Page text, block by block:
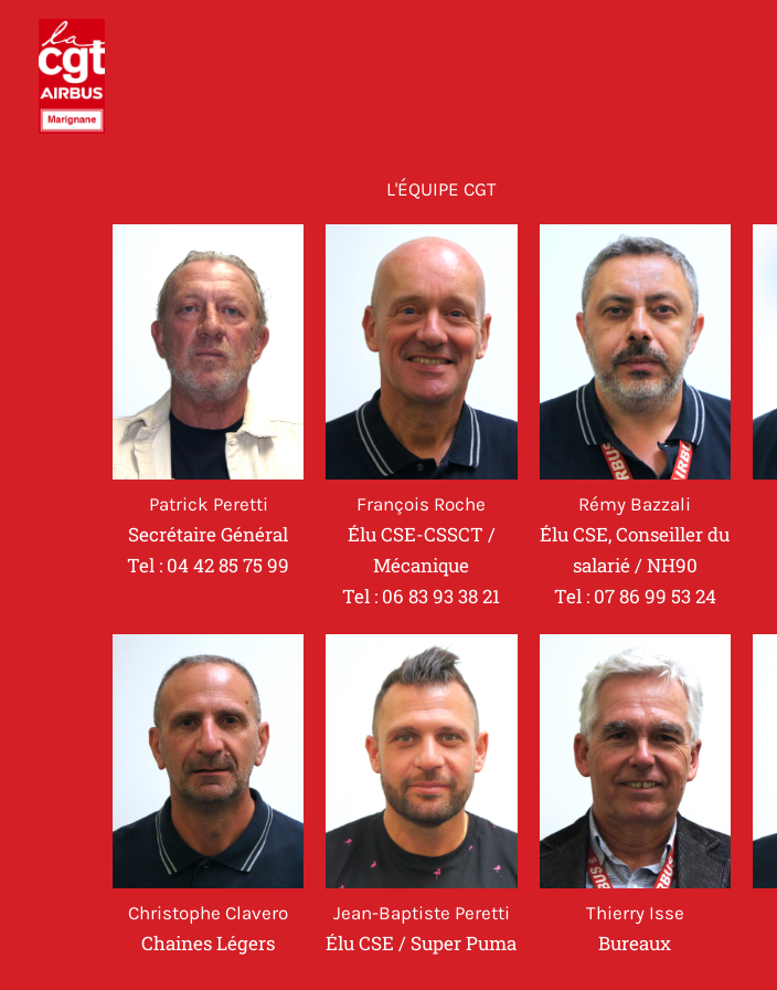
contenu
L'ÉQUIPE CGT
Patrick Peretti
Secrétaire Général
Tel : 04 42 85 75 99
François Roche
Élu CSE-CSSCT /
Mécanique
Tel : 06 83 93 38 21
Rémy Bazzali
Élu CSE, Conseiller du
salarié / NH90
Tel : 07 86 99 53 24
Christophe Clavero
Chaines Légers
Jean-Baptiste Peretti
Élu CSE / Super Puma
Thierry Isse
Bureaux